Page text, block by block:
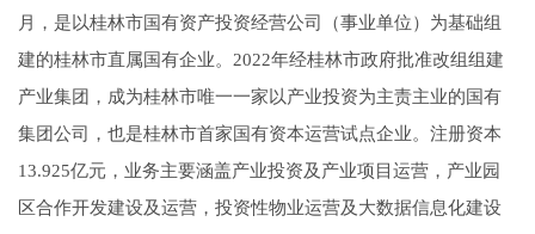
月，是以桂林市国有资产投资经营公司（事业单位）为基础组
建的桂林市直属国有企业。2022年经桂林市政府批准改组组建
产业集团，成为桂林市唯一一家以产业投资为主责主业的国有
集团公司，也是桂林市首家国有资本运营试点企业。注册资本
13.925亿元，业务主要涵盖产业投资及产业项目运营，产业园
区合作开发建设及运营，投资性物业运营及大数据信息化建设